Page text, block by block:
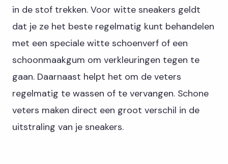
in de stof trekken. Voor witte sneakers geldt
dat je ze het beste regelmatig kunt behandelen
met een speciale witte schoenverf of een
schoonmaakgum om verkleuringen tegen te
gaan. Daarnaast helpt het om de veters
regelmatig te wassen of te vervangen. Schone
veters maken direct een groot verschil in de
uitstraling van je sneakers.